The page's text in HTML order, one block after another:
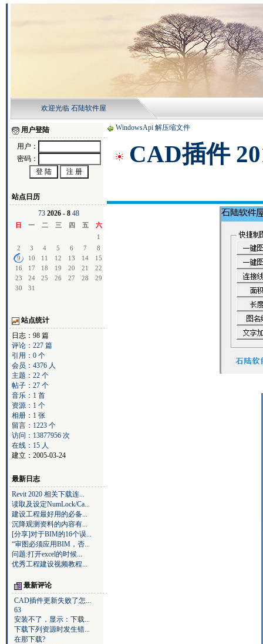
欢迎光临 石陆软件屋
用户登陆
用户：
密码：
站点日历
73 2026 - 8 48
日 一 二 三 四 五
六
1
2
3 4 5 6 7
8
9
10 11 12 13 14
15
16
17 18 19 20 21
22
23
24 25 26 27 28
29
30
31
站点统计
日志：98 篇
评论：227 篇
引用：0 个
会员：4376 人
主题：22 个
帖子：27 个
音乐：1 首
资源：1 个
相册：1 张
留言：1223 个
访问：13877956 次
在线：15 人
建立：2005-03-24
最新日志
Revit 2020 相关下载连...
读取及设定NumLock/Ca...
建设工程最好用的必备...
沉降观测资料的内容有...
[分享]对于BIM的16个误...
“审图必须应用BIM，否...
问题:打开excel的时候...
优秀工程建设视频教程...
最新评论
CAD插件更新失败了怎...
63
安装不了，显示：下载...
下载下列资源时发生错...
在那下载?
WindowsApi 解压缩文件
CAD插件